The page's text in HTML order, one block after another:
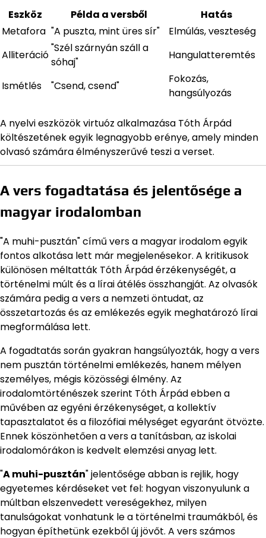
Eszköz
Példa a versből
Hatás
Metafora "A puszta, mint üres sír"
Elmúlás, veszteség
Alliteráció
"Szél szárnyán száll a
sóhaj"
Hangulatteremtés
Ismétlés "Csend, csend"
Fokozás,
hangsúlyozás
A nyelvi eszközök virtuóz alkalmazása Tóth Árpád
költészetének egyik legnagyobb erénye, amely minden
olvasó számára élményszerűvé teszi a verset.
A vers fogadtatása és jelentősége a
magyar irodalomban
"A muhi-pusztán" című vers a magyar irodalom egyik
fontos alkotása lett már megjelenésekor. A kritikusok
különösen méltatták Tóth Árpád érzékenységét, a
történelmi múlt és a lírai átélés összhangját. Az olvasók
számára pedig a vers a nemzeti öntudat, az
összetartozás és az emlékezés egyik meghatározó lírai
megformálása lett.
A fogadtatás során gyakran hangsúlyozták, hogy a vers
nem pusztán történelmi emlékezés, hanem mélyen
személyes, mégis közösségi élmény. Az
irodalomtörténészek szerint Tóth Árpád ebben a
művében az egyéni érzékenységet, a kollektív
tapasztalatot és a filozófiai mélységet egyaránt ötvözte.
Ennek köszönhetően a vers a tanításban, az iskolai
irodalomórákon is kedvelt elemzési anyag lett.
"A muhi-pusztán" jelentősége abban is rejlik, hogy
egyetemes kérdéseket vet fel: hogyan viszonyulunk a
múltban elszenvedett vereségekhez, milyen
tanulságokat vonhatunk le a történelmi traumákból, és
hogyan építhetünk ezekből új jövőt. A vers számos